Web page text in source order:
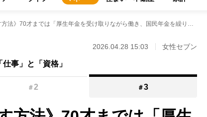
《老後資金を増やす方法》70才までは「厚生年金を受け取りながら働き、国民年金を繰り下げ」が現実的な選択 「老後の見通しが明るくなった」と再就職した60代女性も意欲
2026.04.28 15:03 女性セブン
事」と「資格」
＃2 ＃3